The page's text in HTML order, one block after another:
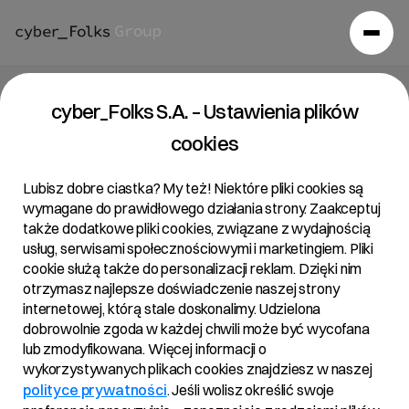
Raport bieżący 14/2025
Temat:
Rejestracja zmian statutu Spółki
Podstawa prawna:
Art. 56 ust. 1 pkt 2 Ustawy o ofercie – informacje
bieżące i okresowe
cyber_Folks S.A. – Ustawienia plików
cookies
Lubisz dobre ciastka? My też! Niektóre pliki cookies są
wymagane do prawidłowego działania strony. Zaakceptuj
także dodatkowe pliki cookies, związane z wydajnością
usług, serwisami społecznościowymi i marketingiem. Pliki
cookie służą także do personalizacji reklam. Dzięki nim
otrzymasz najlepsze doświadczenie naszej strony
internetowej, którą stale doskonalimy. Udzielona
dobrowolnie zgoda w każdej chwili może być wycofana
lub zmodyfikowana. Więcej informacji o
wykorzystywanych plikach cookies znajdziesz w naszej
polityce prywatności. Jeśli wolisz określić swoje